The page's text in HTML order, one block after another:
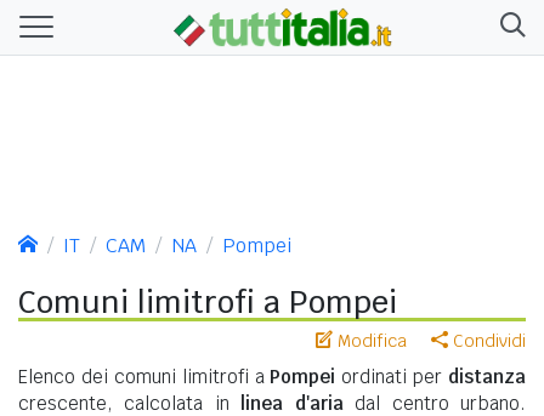
IT CAM NA Pompei
Comuni limitrofi a Pompei
Modifica Condividi
Elenco dei comuni limitrofi a Pompei ordinati per distanza
crescente, calcolata in
linea d'aria dal centro urbano.